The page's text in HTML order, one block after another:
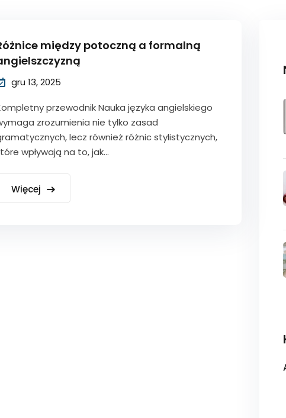
między potoczną a formalną
gru 13, 2025
przewodnik Nauka języka angielskiego
zrozumienia nie tylko zasad
lecz również różnic stylistycznych,
wpływają na to, jak...
Więcej